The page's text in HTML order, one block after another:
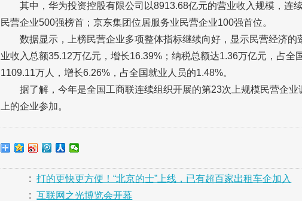
其中，华为投资控股有限公司以8913.68亿元的营业收入规模，连
民营企业500强榜首；京东集团位居服务业民营企业100强首位。
数据显示，上榜民营企业多项整体指标继续向好，显示民营经济
业收入总额35.12万亿元，增长16.39%；纳税总额达1.36万亿元，占全
1109.11万人，增长6.26%，占全国就业人员的1.48%。
据了解，今年是全国工商联连续组织开展的第23次上规模民营企
上的企业参加。
:
打的更快更方便！“北京的士”上线，已有超百家出租车企加入
:
互联网之光博览会开幕